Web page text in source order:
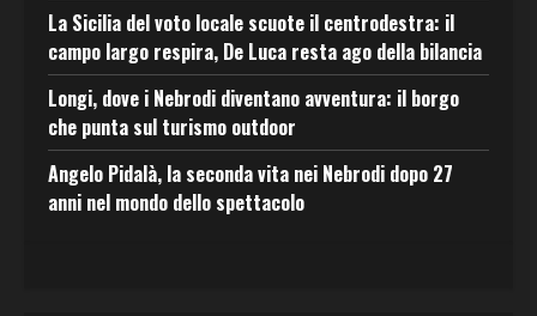
La Sicilia del voto locale scuote il centrodestra: il
campo largo respira, De Luca resta ago della bilancia
Longi, dove i Nebrodi diventano avventura: il borgo
che punta sul turismo outdoor
Angelo Pidalà, la seconda vita nei Nebrodi dopo 27
anni nel mondo dello spettacolo